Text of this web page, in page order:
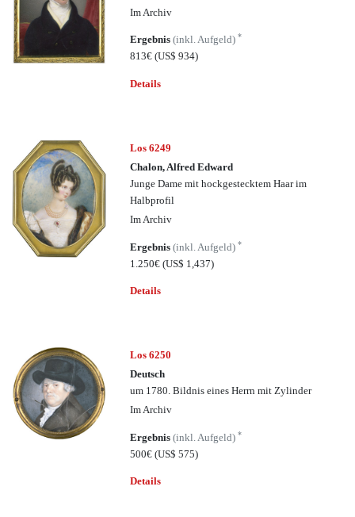
Im Archiv
Ergebnis(inkl. Aufgeld)*
813€(US$ 934)
Details
Los 6249
Chalon, Alfred Edward
Junge Dame mit hockgestecktem Haar im
Halbprofil
Im Archiv
Ergebnis(inkl. Aufgeld)*
1.250€(US$ 1,437)
Details
Los 6250
Deutsch
um 1780. Bildnis eines Herrn mit Zylinder
Im Archiv
Ergebnis(inkl. Aufgeld)*
500€(US$ 575)
Details